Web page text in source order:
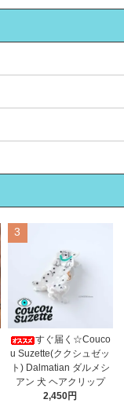
3
すぐ届く☆Couco
u Suzette(ククシュゼッ
ト) Dalmatian ダルメシ
アン 犬 ヘアクリップ
2,450円